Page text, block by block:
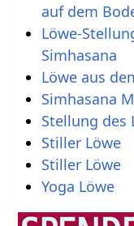
auf dem
Löwe-
Simhasana
Löwe aus
Simhasana
Stellung des
Stiller Löwe
Stiller Löwe
Yoga Löwe